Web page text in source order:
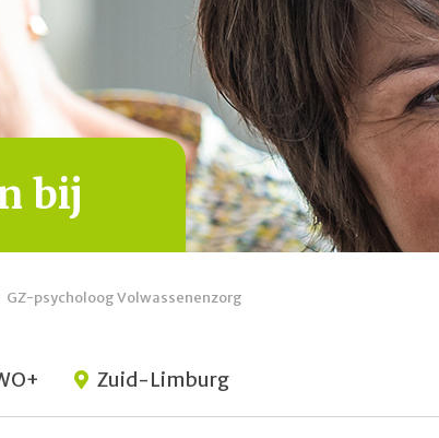
bij
GZ-psycholoog Volwassenenzorg
Zuid-Limburg